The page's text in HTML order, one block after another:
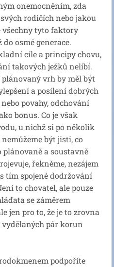
onemocněním, zda
rodičích nebo jakou
všechny tyto faktory
osmé generace.
cíle a principy chovu,
takových ježků nelíbí.
vrh by měl být
a posílení dobrých
povahy, odchování
bonus. Co je však
u nichž si po několik
být jisti, co
plánovaně a soustavně
řekněme, nezájem
tím spojené dodržování
to chovatel, ale pouze
se záměrem
jen pro to, že je to zrovna
pár korun
podpoříte